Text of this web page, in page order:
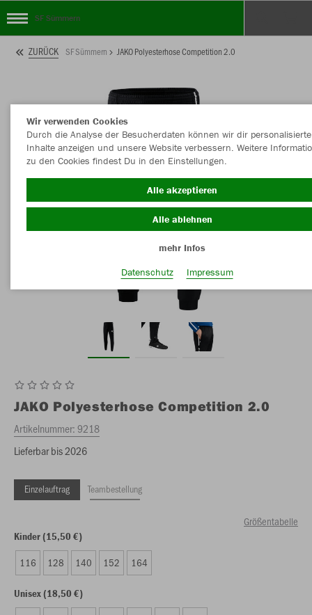
SF Sümmern
ZURÜCK SF Sümmern JAKO Polyesterhose Competition 2.0
JAKO Polyesterhose Competition 2.0
Artikelnummer:9218
Lieferbar bis 2026
Einzelauftrag Teambestellung
Größentabelle
Kinder (15,50 €)
116 128 140 152 164
Unisex (18,50 €)
Wir verwenden Cookies
Durch die Analyse der Besucherdaten können wir dir personalisierte
Inhalte anzeigen und unsere Website verbessern. Weitere
zu den Cookies findest Du in den Einstellungen.
Alle akzeptieren
Alle ablehnen
mehr Infos
Datenschutz
Impressum